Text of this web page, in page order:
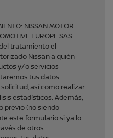
NISSAN MOTOR
EUROPE SAS.
tratamiento el
Nissan a quién
y/o servicios
tus datos
así como realizar
estadísticos. Además,
previo (no siendo
este formulario si ya lo
de otros